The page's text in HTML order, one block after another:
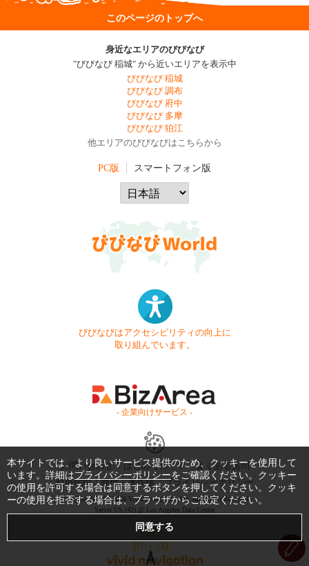
このページのトップへ
身近なエリアのびびなび
"びびなび 稲城" から近いエリアを表示中
びびなび 稲城
びびなび 調布
びびなび 府中
びびなび 多摩
びびなび 狛江
他エリアのびびなびはこちらから
PC版 スマートフォン版
びびなびはアクセシビリティの向上に
取り組んでいます。
- 企業向けサービス -
お問い合わせ はじめてガイド
よくある質問
利用規約
商標・著作権 プライバシーポリシー
Copyright © 1999-2026 Vivid Navigation, Inc. All Rights Reserved.
Server US (42) @ Los Angeles Data Center
本サイトでは、より良いサービス提供のため、クッキーを使用して
います。詳細はプライバシーポリシーをご確認ください。クッキー
の使用を許可する場合は同意するボタンを押してください。クッキ
ーの使用を拒否する場合は、ブラウザからご設定ください。